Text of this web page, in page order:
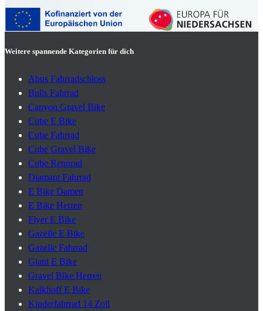
Weitere spannende Kategorien für dich
Abus Fahrradschloss
Bulls Fahrrad
Canyon Gravel Bike
Cube E Bike
Cube Fahrrad
Cube Gravel Bike
Cube Rennrad
Diamant Fahrrad
E Bike Damen
E Bike Herren
Flyer E Bike
Gazelle E Bike
Gazelle Fahrrad
Giant E Bike
Gravel Bike Herren
Kalkhoff E Bike
Kinderfahrrad 14 Zoll